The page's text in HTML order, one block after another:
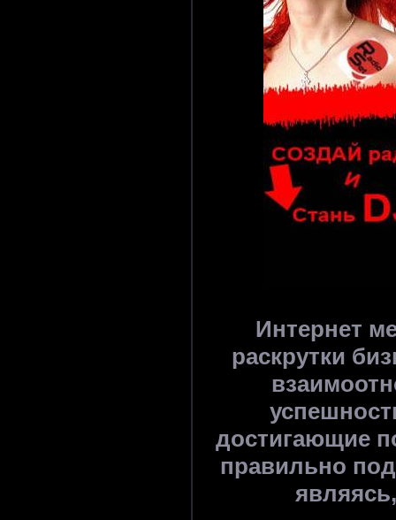
Интернет
раскрутки
достигающие
правильно